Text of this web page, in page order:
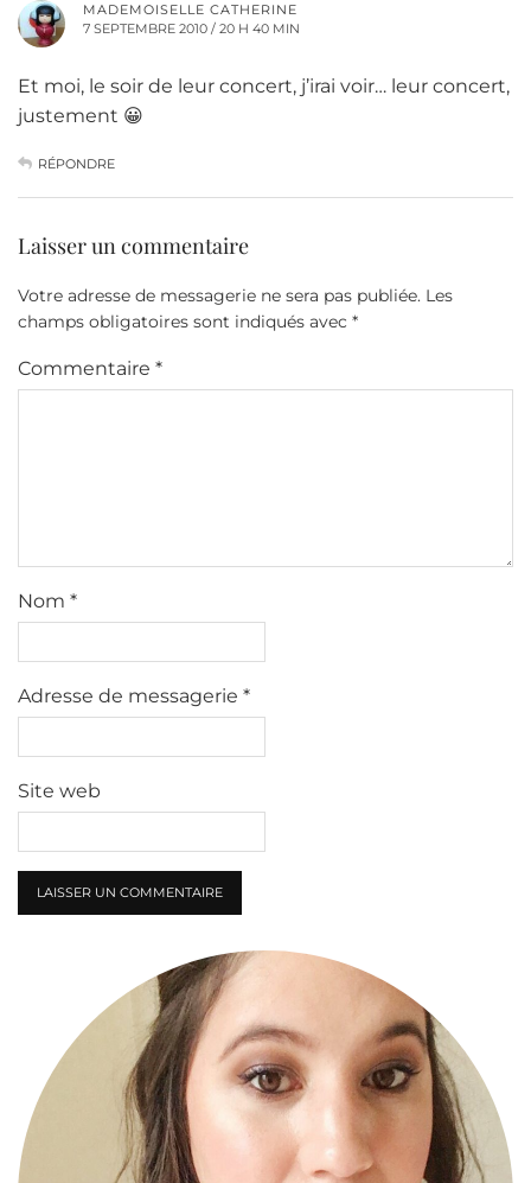
MADEMOISELLE CATHERINE
7 SEPTEMBRE 2010 / 20 H 40 MIN
Et moi, le soir de leur concert, j’irai voir… leur concert,
justement 😀
RÉPONDRE
Laisser un commentaire
Votre adresse de messagerie ne sera pas publiée. Les
champs obligatoires sont indiqués avec *
Commentaire *
Nom *
Adresse de messagerie *
Site web